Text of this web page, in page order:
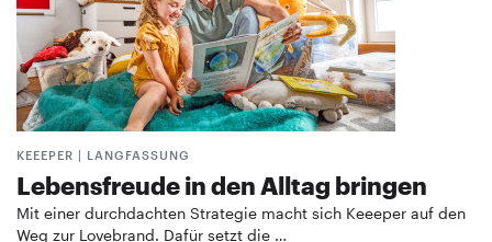
KEEEPER | LANGFASSUNG
Lebensfreude in den Alltag bringen
Mit einer durchdachten Strategie macht sich Keeeper auf den
Weg zur Lovebrand. Dafür setzt die …